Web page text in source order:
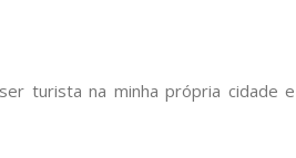
turista na minha própria cidade e